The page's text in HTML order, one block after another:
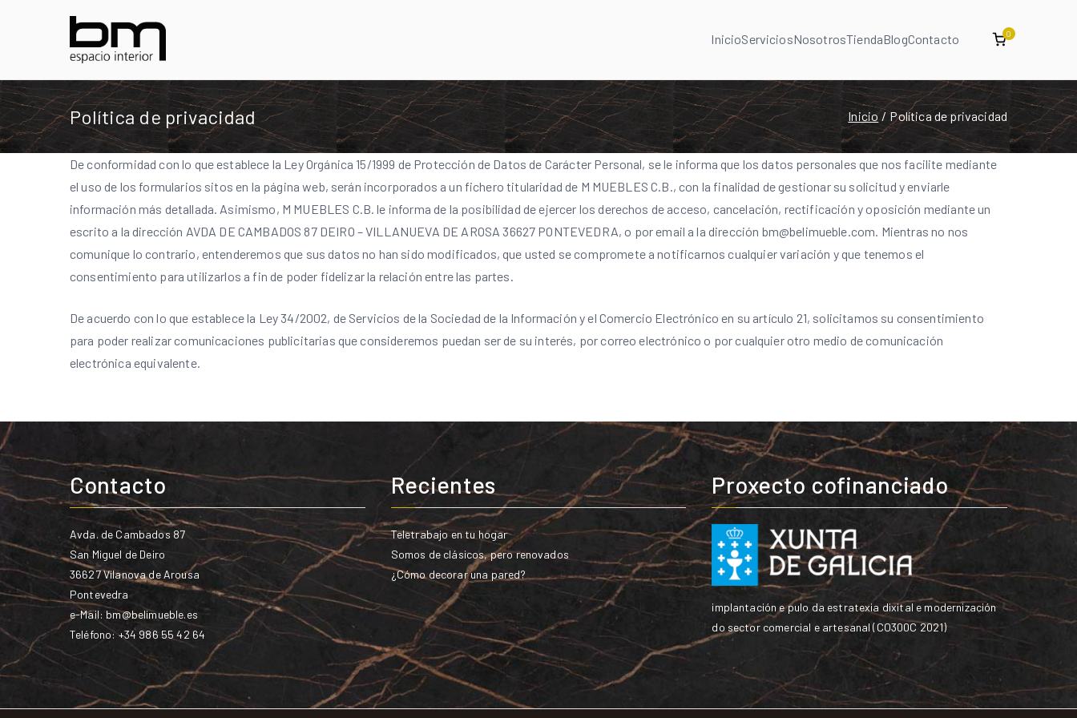
InicioServiciosNosotrosTiendaBlogContacto 0
Política de privacidad Inicio Política de privacidad
De conformidad con lo que establece la Ley Orgánica 15/1999 de Protección de Datos de Carácter Personal, se le informa que los datos personales que nos facilite mediante
el uso de los formularios sitos en la página web, serán incorporados a un fichero titularidad de M MUEBLES C.B., con la finalidad de gestionar su solicitud y enviarle
información más detallada. Asimismo, M MUEBLES C.B. le informa de la posibilidad de ejercer los derechos de acceso, cancelación, rectificación y oposición mediante un
escrito a la dirección AVDA DE CAMBADOS 87 DEIRO – VILLANUEVA DE AROSA 36627 PONTEVEDRA, o por email a la dirección bm@belimueble.com. Mientras no nos
comunique lo contrario, entenderemos que sus datos no han sido modificados, que usted se compromete a notificarnos cualquier variación y que tenemos el
consentimiento para utilizarlos a fin de poder fidelizar la relación entre las partes.
De acuerdo con lo que establece la Ley 34/2002, de Servicios de la Sociedad de la Información y el Comercio Electrónico en su artículo 21, solicitamos su consentimiento
para poder realizar comunicaciones publicitarias que consideremos puedan ser de su interés, por correo electrónico o por cualquier otro medio de comunicación
electrónica equivalente.
Contacto
Avda. de Cambados 87
San Miguel de Deiro
36627 Vilanova de Arousa
Pontevedra
e-Mail: bm@belimueble.es
Teléfono: +34 986 55 42 64
Recientes
Teletrabajo en tu hogar
Somos de clásicos, pero renovados
¿Cómo decorar una pared?
Proxecto cofinanciado
implantación e pulo da estratexia dixital e modernización
do sector comercial e artesanal (CO300C 2021)